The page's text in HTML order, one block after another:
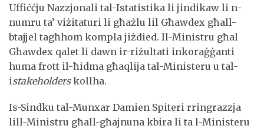
Uffiċċju Nazzjonali tal-Istatistika li jindikaw li n-
numru ta’ viżitaturi li għażlu lil Għawdex għall-
btajjel tagħhom kompla jiżdied. Il-Ministru għal
Għawdex qalet li dawn ir-riżultati inkoraġġanti
huma frott il-ħidma għaqlija tal-Ministeru u tal-
istakeholderskollha.
Is-Sindku tal-Munxar Damien Spiteri rringrazzja
lill-Ministru għall-għajnuna kbira li ta l-Ministeru